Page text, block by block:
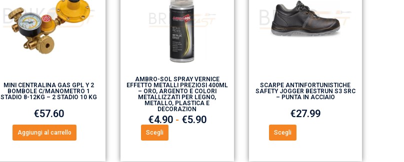
MINI CENTRALINA GAS GPL Y 2
BOMBOLE C/MANOMETRO 1
STADIO 8-12KG – 2 STADIO 10 KG
€57.60
Aggiungi al carrello
AMBRO-SOL SPRAY VERNICE
EFFETTO METALLI PREZIOSI 400ML
– ORO, ARGENTO E COLORI
METALLIZZATI PER LEGNO,
METALLO, PLASTICA E
DECORAZION
€4.90 - €5.90
Scegli
SCARPE ANTINFORTUNISTICHE
SAFETY JOGGER BESTRUN S3 SRC
– PUNTA IN ACCIAIO
€27.99
Scegli